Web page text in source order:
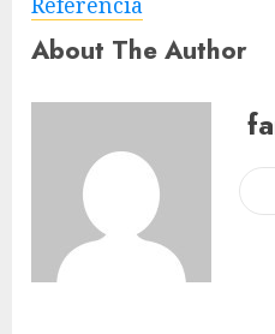
About The Author